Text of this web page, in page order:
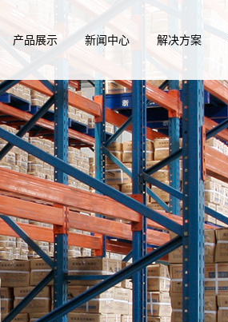
产品展示
不锈钢紧固件系列
低碳钢与高强度紧固件系列
铜紧固件系列
钛紧固件系列
尼龙塑料紧固件系列
非标类紧固件系列
新闻中心
公司新闻
行业新闻
常见问题
解决方案
风电塔筒系统解
管廊行业解决方
通讯设备行业解
薄板连接铆接系
水处理行业解决
商用车紧固件解